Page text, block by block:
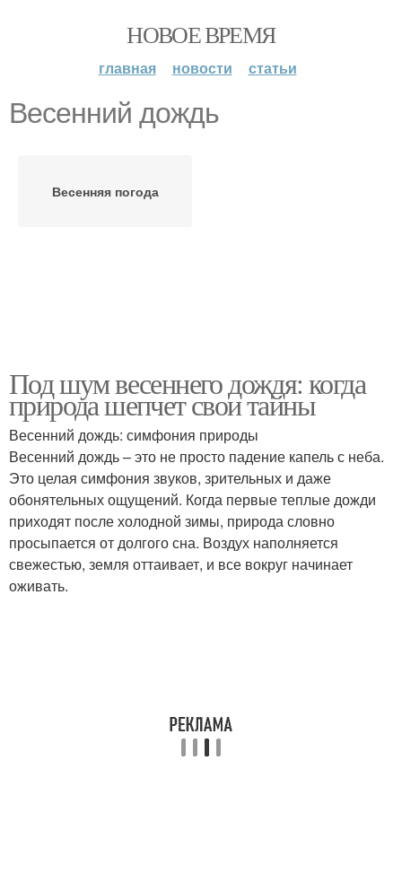
НОВОЕ ВРЕМЯ
главная новости статьи
Весенний дождь
Весенняя погода
Под шум весеннего дождя: когда
природа шепчет свои тайны
Весенний дождь: симфония природы
Весенний дождь – это не просто падение капель с неба.
Это целая симфония звуков, зрительных и даже
обонятельных ощущений. Когда первые теплые дожди
приходят после холодной зимы, природа словно
просыпается от долгого сна. Воздух наполняется
свежестью, земля оттаивает, и все вокруг начинает
оживать.